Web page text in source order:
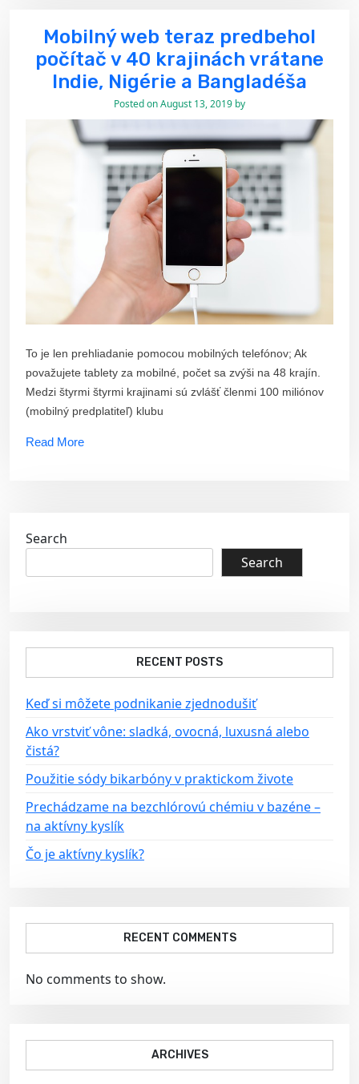
Mobilný web teraz predbehol
počítač v 40 krajinách vrátane
Indie, Nigérie a Bangladéša
Posted onAugust 13, 2019 by
To je len prehliadanie pomocou mobilných telefónov; Ak
považujete tablety za mobilné, počet sa zvýši na 48 krajín.
Medzi štyrmi štyrmi krajinami sú zvlášť členmi 100 miliónov
(mobilný predplatiteľ) klubu
Read More
Search
Search
RECENT POSTS
Keď si môžete podnikanie zjednodušiť
Ako vrstviť vône: sladká, ovocná, luxusná alebo
čistá?
Použitie sódy bikarbóny v praktickom živote
Prechádzame na bezchlórovú chémiu v bazéne –
na aktívny kyslík
Čo je aktívny kyslík?
RECENT COMMENTS
No comments to show.
ARCHIVES